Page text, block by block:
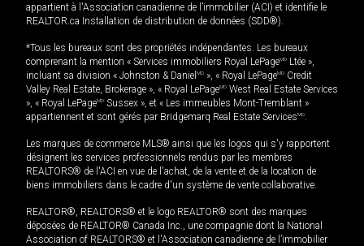
appartient à l'Association canadienne de l’immobilier (ACI) et identifie le
REALTOR.ca Installation de distribution de données (SDD®).
*Tous les bureaux sont des propriétés indépendantes. Les bureaux
comprenant la mention « Services immobiliers Royal LePageMD Ltée »,
incluant sa division « Johnston & Daniel MD », « Royal LePageMD Credit
Valley Real Estate, Brokerage », « Royal LePageMD West Real Estate Services
», « Royal LePageMD Sussex », et « Les immeubles Mont-Tremblant »
appartiennent et sont gérés par Bridgemarq Real Estate ServicesMD
Les marques de commerce MLS® ainsi que les logos qui s'y rapportent
désignent les services professionnels rendus par les membres
REALTORS® de l'ACI en vue de l'achat, de la vente et de la location de
biens immobiliers dans le cadre d'un système de vente collaborative.
REALTOR®, REALTORS® et le logo REALTOR® sont des marques
déposées de REALTOR® Canada Inc., une compagnie dont la National
Association of REALTORS® et l'Association canadienne de l’immobilier